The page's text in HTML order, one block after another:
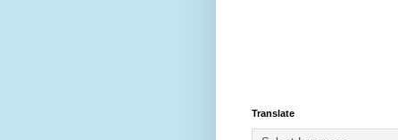
Translate